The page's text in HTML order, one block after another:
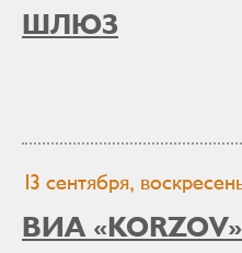
ШЛЮЗ
13 сентября,
ВИА «KORZOV»